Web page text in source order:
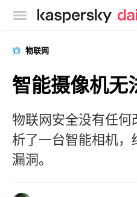
卡巴
物联网
智能摄像机无
物联网安全没有任何
析了一台智能相机，
漏洞。